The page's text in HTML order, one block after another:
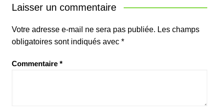
Laisser un commentaire
Votre adresse e-mail ne sera pas publiée. Les champs
obligatoires sont indiqués avec *
Commentaire *